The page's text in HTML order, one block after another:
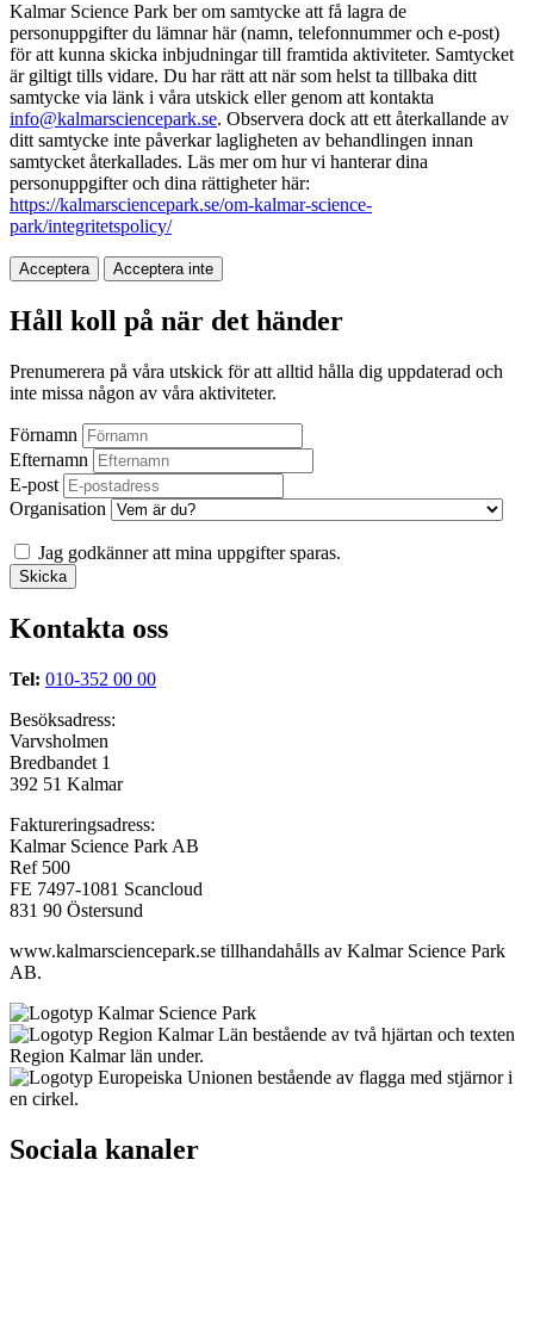
Kalmar Science Park ber om samtycke att få lagra de
personuppgifter du lämnar här (namn, telefonnummer och e-post)
för att kunna skicka inbjudningar till framtida aktiviteter. Samtycket
är giltigt tills vidare. Du har rätt att när som helst ta tillbaka ditt
samtycke via länk i våra utskick eller genom att kontakta
info@kalmarsciencepark.se. Observera dock att ett återkallande av
ditt samtycke inte påverkar lagligheten av behandlingen innan
samtycket återkallades. Läs mer om hur vi hanterar dina
personuppgifter och dina rättigheter här:
https://kalmarsciencepark.se/om-kalmar-science-
park/integritetspolicy/
Acceptera Acceptera inte
Håll koll på när det händer
Prenumerera på våra utskick för att alltid hålla dig uppdaterad och
inte missa någon av våra aktiviteter.
Förnamn
Efternamn
E-post
Organisation
Jag godkänner att mina uppgifter sparas.
Kontakta oss
Tel: 010-352 00 00
Besöksadress:
Varvsholmen
Bredbandet 1
392 51 Kalmar
Faktureringsadress:
Kalmar Science Park AB
Ref 500
FE 7497-1081 Scancloud
831 90 Östersund
www.kalmarsciencepark.se tillhandahålls av Kalmar Science Park
AB.
Sociala kanaler